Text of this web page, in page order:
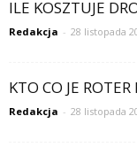
ILE KOSZTUJE
Redakcja - 28 listopada
KTO CO JE ROTER
Redakcja - 28 listopada